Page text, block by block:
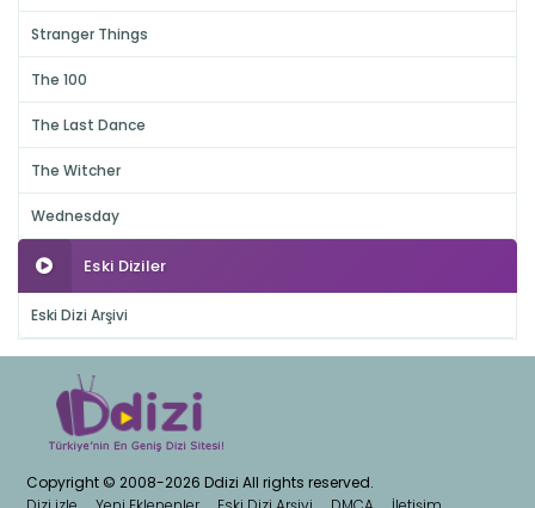
Stranger Things
The 100
The Last Dance
The Witcher
Wednesday
Eski Diziler
Eski Dizi Arşivi
Copyright © 2008-2026 Ddizi All rights reserved.